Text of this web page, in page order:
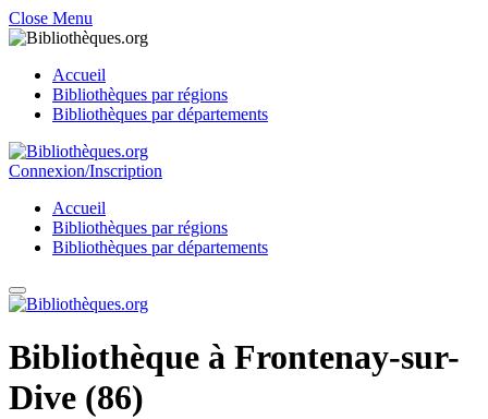
Close Menu
Accueil
Bibliothèques par régions
Bibliothèques par départements
Connexion/Inscription
Accueil
Bibliothèques par régions
Bibliothèques par départements
Bibliothèque à Frontenay-sur-
Dive (86)